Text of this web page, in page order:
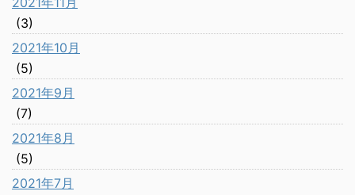
(3)
2021年10月
(5)
2021年9月
(7)
2021年8月
(5)
2021年7月